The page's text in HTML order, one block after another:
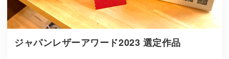
ジャパンレザーアワード2023 選定作品